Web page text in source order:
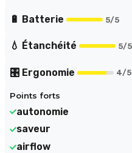
🔋 Batterie 5/5
💧 Étanchéité 5/5
🎛️ Ergonomie 4/5
Points forts
autonomie
saveur
airflow